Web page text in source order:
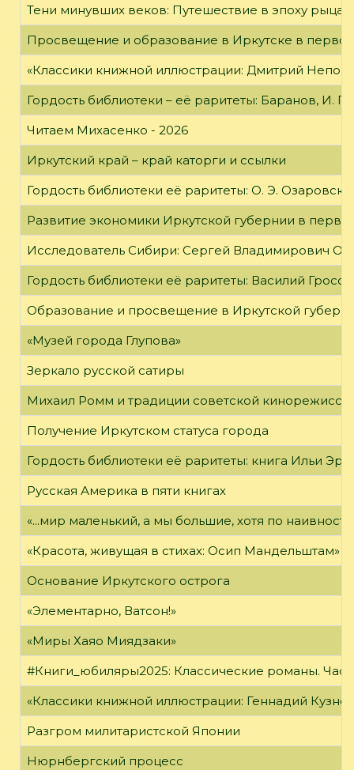
Тени минувших веков: Путешествие в эпоху
Просвещение и образование в Иркутске в
«Классики книжной иллюстрации: Дмитрий
Гордость библиотеки – её раритеты: Баранов, И.
Читаем Михасенко - 2026
Иркутский край – край каторги и ссылки
Гордость библиотеки её раритеты: О. Э.
Развитие экономики Иркутской губернии в
Исследователь Сибири: Сергей Владимирович
Гордость библиотеки её раритеты: Василий
Образование и просвещение в Иркутской
«Музей города Глупова»
Зеркало русской сатиры
Михаил Ромм и традиции советской
Получение Иркутском статуса города
Гордость библиотеки её раритеты: книга Ильи
Русская Америка в пяти книгах
«...мир маленький, а мы большие, хотя по
«Красота, живущая в стихах: Осип Мандельштам»
Основание Иркутского острога
«Элементарно, Ватсон!»
«Миры Хаяо Миядзаки»
#Книги_юбиляры2025: Классические романы.
«Классики книжной иллюстрации: Геннадий
Разгром милитаристской Японии
Нюрнбергский процесс